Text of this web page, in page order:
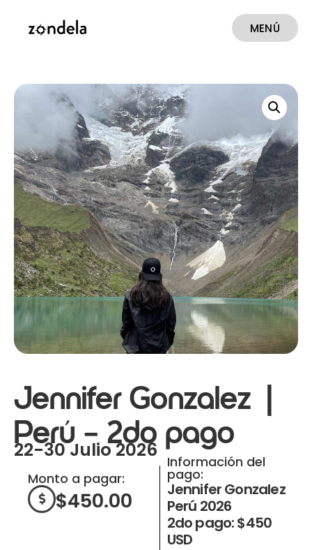
MENÚ
Jennifer Gonzalez |
Perú – 2do pago
22-30 Julio 2026
Monto a pagar:
$450.00
Información del
pago:
Jennifer Gonzalez
Perú 2026
2do pago: $450
USD